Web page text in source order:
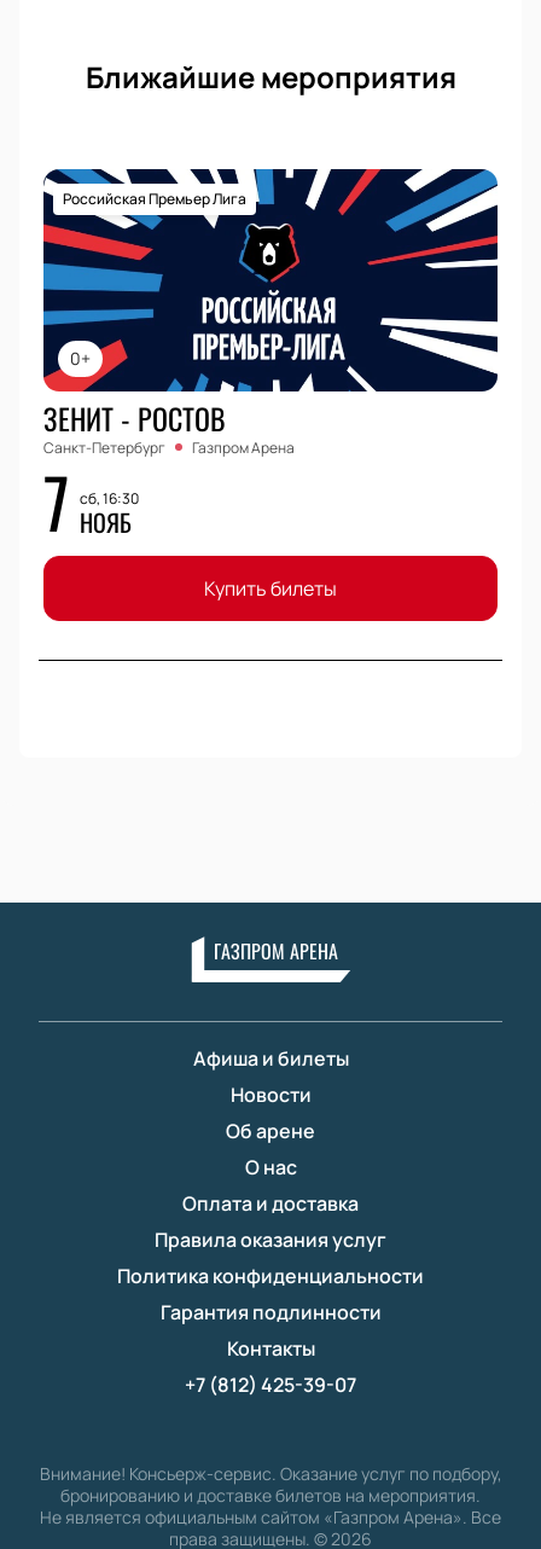
Ближайшие мероприятия
0+
Российская Премьер Лига
ЗЕНИТ - РОСТОВ
Санкт-Петербург Газпром Арена
7 сб, 16:30
НОЯБ
Купить билеты
ГАЗПРОМ АРЕНА
Афиша и билеты
Новости
Об арене
О нас
Оплата и доставка
Правила оказания услуг
Политика конфиденциальности
Гарантия подлинности
Контакты
+7 (812) 425-39-07
Внимание! Консьерж-сервис. Оказание услуг по подбору,
бронированию и доставке билетов на мероприятия.
Не является официальным сайтом «Газпром Арена». Все
права защищены. ©2026